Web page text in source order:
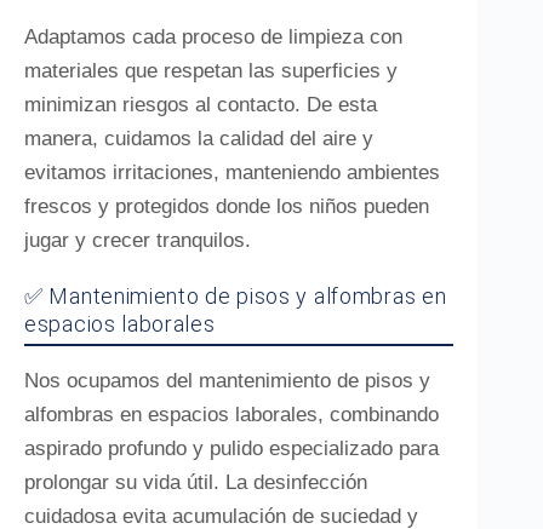
Adaptamos cada proceso de limpieza con
materiales que respetan las superficies y
minimizan riesgos al contacto. De esta
manera, cuidamos la calidad del aire y
evitamos irritaciones, manteniendo ambientes
frescos y protegidos donde los niños pueden
jugar y crecer tranquilos.
✅ Mantenimiento de pisos y alfombras en
espacios laborales
Nos ocupamos del mantenimiento de pisos y
alfombras en espacios laborales, combinando
aspirado profundo y pulido especializado para
prolongar su vida útil. La desinfección
cuidadosa evita acumulación de suciedad y